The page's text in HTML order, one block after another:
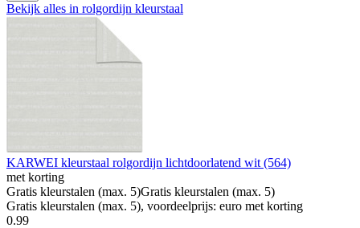
Bekijk alles in rolgordijn kleurstaal
KARWEI kleurstaal rolgordijn lichtdoorlatend wit (564)
met korting
Gratis kleurstalen (max. 5)Gratis kleurstalen (max. 5)
Gratis kleurstalen (max. 5), voordeelprijs: euro met korting
0.99